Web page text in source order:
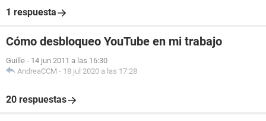
1 respuesta
Cómo desbloqueo YouTube en mi trabajo
Guille - 14 jun 2011 a las 16:30
AndreaCCM - 18 jul 2020 a las 17:28
20 respuestas